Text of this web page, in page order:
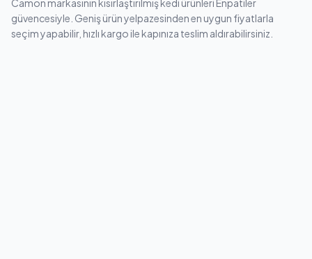
Camon markasının kısırlaştırılmış kedi ürünleri Enpatiler
güvencesiyle. Geniş ürün yelpazesinden en uygun fiyatlarla
seçim yapabilir, hızlı kargo ile kapınıza teslim aldırabilirsiniz.